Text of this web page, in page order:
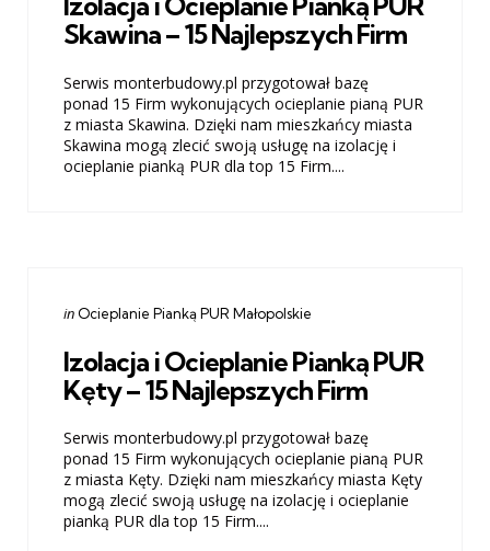
Skawina – 15 Najlepszych Firm
Serwis monterbudowy.pl przygotował bazę
ponad 15 Firm wykonujących ocieplanie pianą PUR
z miasta Skawina. Dzięki nam mieszkańcy miasta
Skawina mogą zlecić swoją usługę na izolację i
ocieplanie pianką PUR dla top 15 Firm....
Categories
Posted
in Ocieplanie Pianką PUR Małopolskie
Izolacja i Ocieplanie Pianką PUR
Kęty – 15 Najlepszych Firm
Serwis monterbudowy.pl przygotował bazę
ponad 15 Firm wykonujących ocieplanie pianą PUR
z miasta Kęty. Dzięki nam mieszkańcy miasta Kęty
mogą zlecić swoją usługę na izolację i ocieplanie
pianką PUR dla top 15 Firm....